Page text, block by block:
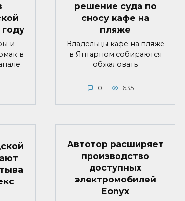
году
и
в
решение суда по
сносу кафе на
пляже
Владельцы кафе на пляже
в Янтарном собираются
обжаловать
0 635
Автотор расширяет
производство
доступных
электромобилей
Eonyx